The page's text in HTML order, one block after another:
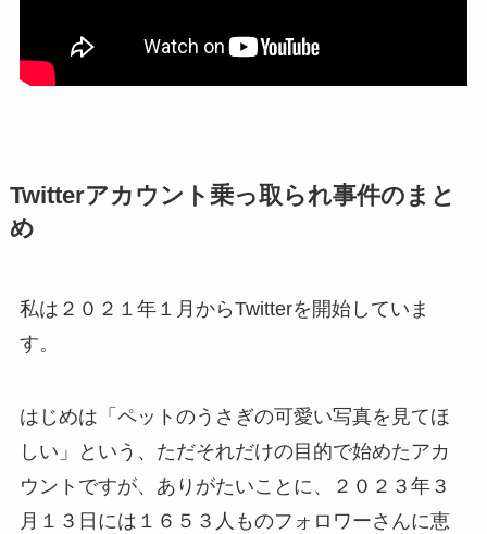
Twitterアカウント乗っ取られ事件のまと
め
私は２０２１年１月からTwitterを開始していま
す。
はじめは「ペットのうさぎの可愛い写真を見てほ
しい」という、ただそれだけの目的で始めたアカ
ウントですが、ありがたいことに、２０２３年３
月１３日には１６５３人ものフォロワーさんに恵